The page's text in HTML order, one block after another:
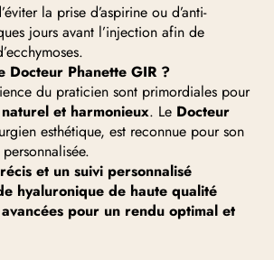
la prise d’aspirine ou d’anti-
jours avant l’injection afin de
Docteur Phanette GIR ?
du praticien sont primordiales pour
et harmonieux. Le Docteur
esthétique, est reconnue pour son
et un suivi personnalisé
hyaluronique de haute qualité
pour un rendu optimal et